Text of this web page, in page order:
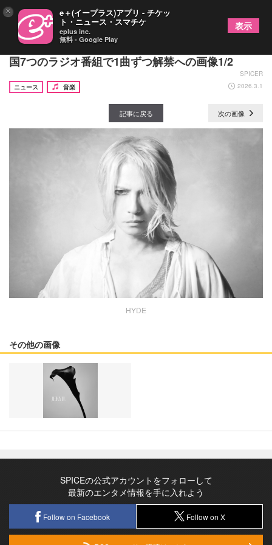
HYDE、ニューアルバム『JEKYLL』収録曲7曲が全
国7つのラジオ番組で1曲ずつ解禁への画像1/2
SPICER
ニュース
音楽 2026.3.1
記事に戻る 次の画像
HYDE
その他の画像
SPICEの公式アカウントをフォローして
最新のエンタメ情報を手に入れよう
Follow on Facebook Follow on X
× e＋(イープラス)アプリ - チケッ
ト・ニュース・スマチケ
eplus inc.
無料 - Google Play
表示